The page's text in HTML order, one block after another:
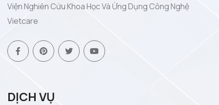
Viện Nghiên Cứu Khoa Học Và Ứng Dụng Công Nghệ
Vietcare
DỊCH VỤ